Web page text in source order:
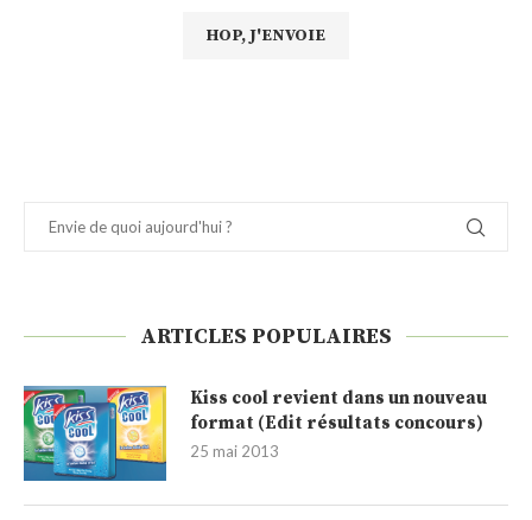
ARTICLES POPULAIRES
Kiss cool revient dans un nouveau
format (Edit résultats concours)
25 mai 2013